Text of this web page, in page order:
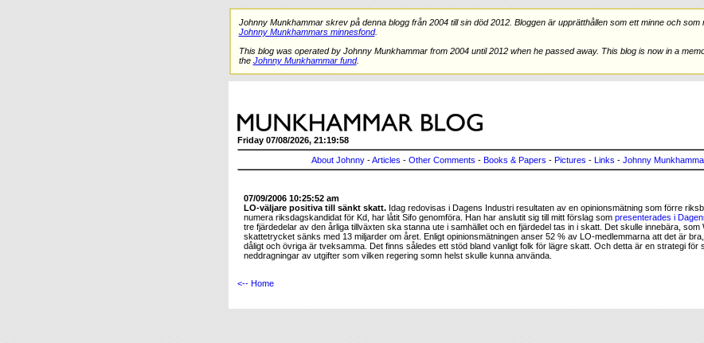
Johnny Munkhammar skrev på denna blogg från 2004 till sin död 2012. Bloggen är upprätthållen som ett minne och
Johnny Munkhammars minnesfond.
This blog was operated by Johnny Munkhammar from 2004 until 2012 when he passed away. This blog is now in a
the Johnny Munkhammar fund.
Friday 07/08/2026, 21:19:58
About Johnny -Articles - Other Comments - Books & Papers - Pictures - Links - Johnny
07/09/2006 10:25:52 am
LO-väljare positiva till sänkt skatt. Idag redovisas i Dagens Industri resultaten av en opinionsmätning som förre
numera riksdagskandidat för Kd, har låtit Sifo genomföra. Han har anslutit sig till mitt förslag som presenterades i
tre fjärdedelar av den årliga tillväxten ska stanna ute i samhället och en fjärdedel tas in i skatt. Det skulle innebära, som
skattetrycket sänks med 13 miljarder om året. Enligt opinionsmätningen anser 52 % av LO-medlemmarna att det är
dåligt och övriga är tveksamma. Det finns således ett stöd bland vanligt folk för lägre skatt. Och detta är en strategi
neddragningar av utgifter som vilken regering somn helst skulle kunna använda.
<-- Home